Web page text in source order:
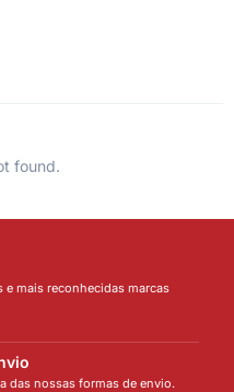
found.
e mais reconhecidas marcas
das nossas formas de envio.